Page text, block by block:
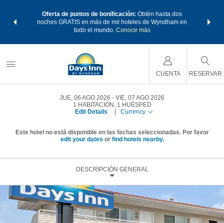
Oferta de puntos de bonificación:Obtén hasta dos
noches GRATIS en más de mil hoteles de Wyndham en
todo el mundo. Conoce más
de viaje
CUENTA RESERVAR
JUE, 06 AGO 2026
VIE, 07 AGO 2026
1 HABITACIÓN , 1 HUÉSPED
Edit Details
Currency
Este hotel no está disponible en las fechas seleccionadas. Por favor
edit your dates or find hotels nearby.
DESCRIPCIÓN GENERAL